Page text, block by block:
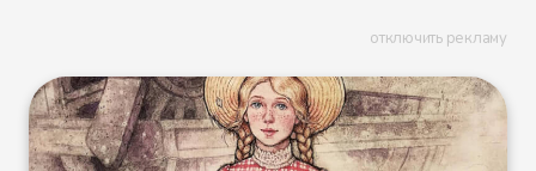
отключить рекламу